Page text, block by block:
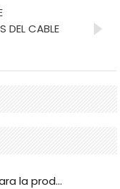
DEL CABLE
Guía de evaluación y adaptación para la producción en serie de componentes de cables nacionales para CNC Tech